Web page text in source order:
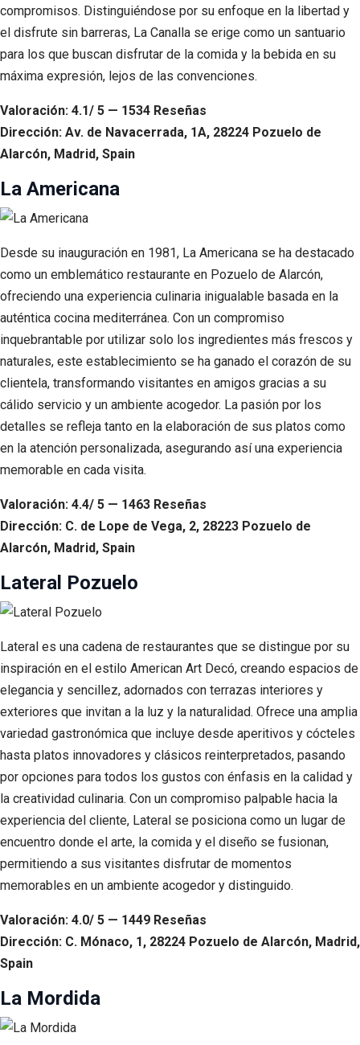
compromisos. Distinguiéndose por su enfoque en la libertad y
el disfrute sin barreras, La Canalla se erige como un santuario
para los que buscan disfrutar de la comida y la bebida en su
máxima expresión, lejos de las convenciones.
Valoración: 4.1/ 5 — 1534 Reseñas
Dirección: Av. de Navacerrada, 1A, 28224 Pozuelo de
Alarcón, Madrid, Spain
La Americana
Desde su inauguración en 1981, La Americana se ha destacado
como un emblemático restaurante en Pozuelo de Alarcón,
ofreciendo una experiencia culinaria inigualable basada en la
auténtica cocina mediterránea. Con un compromiso
inquebrantable por utilizar solo los ingredientes más frescos y
naturales, este establecimiento se ha ganado el corazón de su
clientela, transformando visitantes en amigos gracias a su
cálido servicio y un ambiente acogedor. La pasión por los
detalles se refleja tanto en la elaboración de sus platos como
en la atención personalizada, asegurando así una experiencia
memorable en cada visita.
Valoración: 4.4/ 5 — 1463 Reseñas
Dirección: C. de Lope de Vega, 2, 28223 Pozuelo de
Alarcón, Madrid, Spain
Lateral Pozuelo
Lateral es una cadena de restaurantes que se distingue por su
inspiración en el estilo American Art Decó, creando espacios de
elegancia y sencillez, adornados con terrazas interiores y
exteriores que invitan a la luz y la naturalidad. Ofrece una amplia
variedad gastronómica que incluye desde aperitivos y cócteles
hasta platos innovadores y clásicos reinterpretados, pasando
por opciones para todos los gustos con énfasis en la calidad y
la creatividad culinaria. Con un compromiso palpable hacia la
experiencia del cliente, Lateral se posiciona como un lugar de
encuentro donde el arte, la comida y el diseño se fusionan,
permitiendo a sus visitantes disfrutar de momentos
memorables en un ambiente acogedor y distinguido.
Valoración: 4.0/ 5 — 1449 Reseñas
Dirección: C. Mónaco, 1, 28224 Pozuelo de Alarcón, Madrid,
Spain
La Mordida